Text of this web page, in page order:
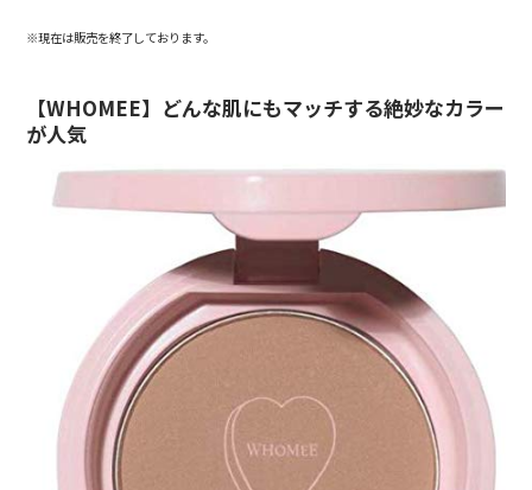
※現在は販売を終了しております。
【WHOMEE】どんな肌にもマッチする絶妙なカラー
が人気